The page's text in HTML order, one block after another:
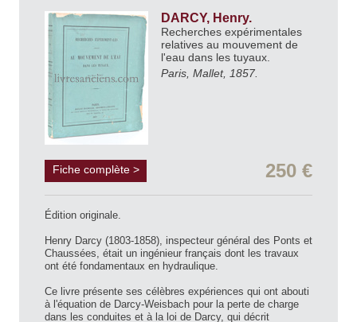
DARCY, Henry.
Recherches expérimentales
relatives au mouvement de
l'eau dans les tuyaux.
Paris, Mallet, 1857.
Fiche complète > 250 €
Édition originale.
Henry Darcy (1803-1858), inspecteur général des Ponts et
Chaussées, était un ingénieur français dont les travaux
ont été fondamentaux en hydraulique.
Ce livre présente ses célèbres expériences qui ont abouti
à l'équation de Darcy-Weisbach pour la perte de charge
dans les conduites et à la loi de Darcy, qui décrit